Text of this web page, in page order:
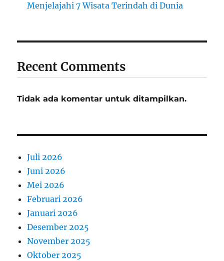
Menjelajahi 7 Wisata Terindah di Dunia
Recent Comments
Tidak ada komentar untuk ditampilkan.
Juli 2026
Juni 2026
Mei 2026
Februari 2026
Januari 2026
Desember 2025
November 2025
Oktober 2025